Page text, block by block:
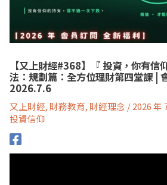
【又上財經#368】『 投資，你有信
法：規劃篇：全方位理財第四堂課 |
2026.7.6
又上財經, 財務教育, 財經理念 /2026 年
投資信仰